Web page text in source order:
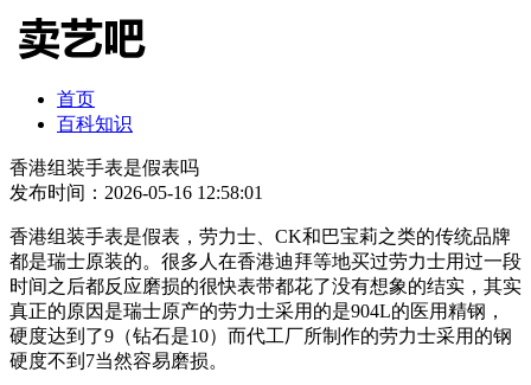
首页
百科知识
香港组装手表是假表吗
发布时间：2026-05-16 12:58:01
香港组装手表是假表，劳力士、CK和巴宝莉之类的传统品牌
都是瑞士原装的。很多人在香港迪拜等地买过劳力士用过一段
时间之后都反应磨损的很快表带都花了没有想象的结实，其实
真正的原因是瑞士原产的劳力士采用的是904L的医用精钢，
硬度达到了9（钻石是10）而代工厂所制作的劳力士采用的钢
硬度不到7当然容易磨损。